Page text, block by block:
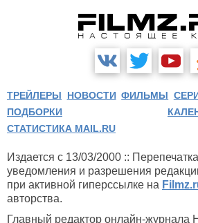
ТРЕЙЛЕРЫ НОВОСТИ ФИЛЬМЫ
ПОДБОРКИ
СТАТИСТИКА MAIL.RU
Издается с 13/03/2000 ::
уведомления и разрешения
при активной гиперссылке на
авторства.
Главный редактор онлайн-